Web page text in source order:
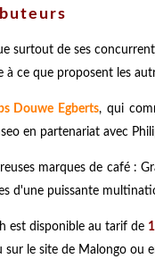
surtout de ses
à ce que proposent les
Douwe Egberts, qui
en partenariat avec
marques de café :
d'une puissante
est disponible au tarif de
sur le site de Malongo ou